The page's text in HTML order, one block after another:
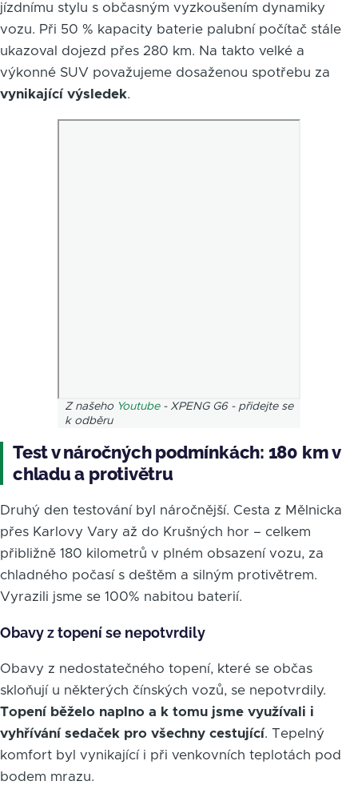
jízdnímu stylu s občasným vyzkoušením dynamiky
vozu. Při 50 % kapacity baterie palubní počítač stále
ukazoval dojezd přes 280 km. Na takto velké a
výkonné SUV považujeme dosaženou spotřebu za
vynikající výsledek.
Z našeho Youtube- XPENG G6 - přidejte se
k odběru
Test v náročných podmínkách: 180 km v
chladu a protivětru
Druhý den testování byl náročnější. Cesta z Mělnicka
přes Karlovy Vary až do Krušných hor – celkem
přibližně 180 kilometrů v plném obsazení vozu, za
chladného počasí s deštěm a silným protivětrem.
Vyrazili jsme se 100% nabitou baterií.
Obavy z topení se nepotvrdily
Obavy z nedostatečného topení, které se občas
skloňují u některých čínských vozů, se nepotvrdily.
Topení běželo naplno a k tomu jsme využívali i
vyhřívání sedaček pro všechny cestující. Tepelný
komfort byl vynikající i při venkovních teplotách pod
bodem mrazu.